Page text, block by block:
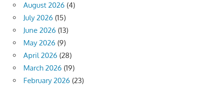
August 2026 (4)
July 2026 (15)
June 2026 (13)
May 2026 (9)
April 2026 (28)
March 2026 (19)
February 2026 (23)